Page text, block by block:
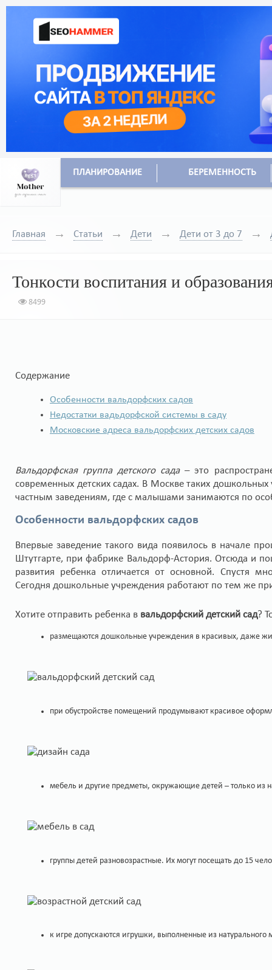
ПЛАНИРОВАНИЕ БЕРЕМЕННОСТЬ
Главная Статьи Дети Дети от 3 до 7
Тонкости воспитания и
8499
Содержание
Особенности вальдорфских садов
Недостатки вадьдорфской системы в саду
Московские адреса вальдорфских детских садов
Вальдорфская группа детского сада– это
современных детских садах. В Москве таких
частным заведениям, где с малышами занимаются по
Особенности вальдорфских садов
Впервые заведение такого вида появилось в начале
Штутгарте, при фабрике Вальдорф-Астория. Отсюда и
развития ребенка отличается от основной. Спустя
Сегодня дошкольные учреждения работают по тем же
Хотите отправить ребенка в вальдорфский детский сад?
размещаются дошкольные учреждения в красивых, даже
при обустройстве помещений продумывают красивое
мебель и другие предметы, окружающие детей – только из
группы детей разновозрастные. Их могут посещать до 15
к игре допускаются игрушки, выполненные из натурального